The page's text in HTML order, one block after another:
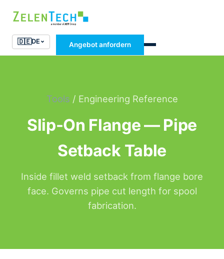
🇩🇪DE Angebot anfordern
Tools / Engineering Reference
Slip-On Flange — Pipe
Setback Table
Inside fillet weld setback from flange bore
face. Governs pipe cut length for spool
fabrication.